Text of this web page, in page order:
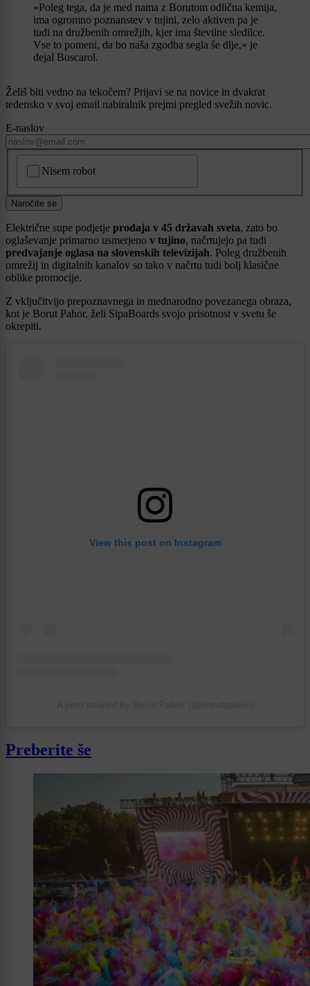
»Poleg tega, da je med nama z Borutom odlična kemija,
ima ogromno poznanstev v tujini, zelo aktiven pa je
tudi na družbenih omrežjih, kjer ima številne sledilce.
Vse to pomeni, da bo naša zgodba segla še dlje,« je
dejal Boscarol.
Želiš biti vedno na tekočem? Prijavi se na novice in dvakrat
tedensko v svoj email nabiralnik prejmi pregled svežih novic.
E-naslov
Nisem robot
Naročite se
Električne supe podjetje prodaja v 45 državah sveta, zato bo
oglaševanje primarno usmerjeno v tujino, načrtujejo pa tudi
predvajanje oglasa na slovenskih televizijah. Poleg družbenih
omrežij in digitalnih kanalov so tako v načrtu tudi bolj klasične
oblike promocije.
Z vključitvijo prepoznavnega in mednarodno povezanega obraza,
kot je Borut Pahor, želi SipaBoards svojo prisotnost v svetu še
okrepiti.
View this post on Instagram
Preberite še